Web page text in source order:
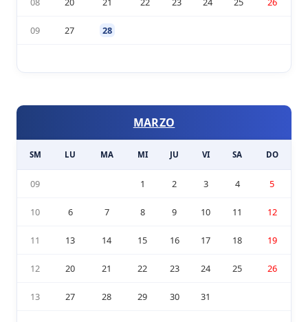
09 27 28
MARZO
SM LU MA MI JU VI SA DO
09 1 2 3 4 5
10 6 7 8 9 10 11 12
11 13 14 15 16 17 18 19
12 20 21 22 23 24 25 26
13 27 28 29 30 31